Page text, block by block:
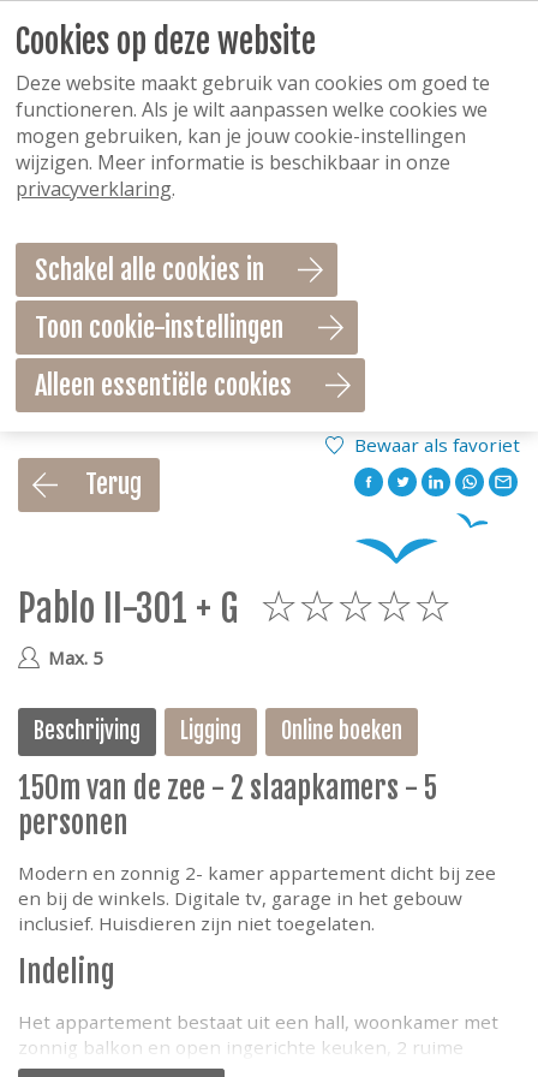
Bewaar als favoriet
Terug
Pablo II-301 + G
Max. 5
Beschrijving Ligging Online boeken
150m van de zee - 2 slaapkamers - 5
personen
Modern en zonnig 2- kamer appartement dicht bij zee
en bij de winkels. Digitale tv, garage in het gebouw
inclusief. Huisdieren zijn niet toegelaten.
Indeling
Het appartement bestaat uit een hall, woonkamer met
zonnig balkon en open ingerichte keuken, 2 ruime
slaapkamers, badkamer met bad, apart toilet.
Cookies op deze website
Deze website maakt gebruik van cookies om goed te
functioneren. Als je wilt aanpassen welke cookies we
mogen gebruiken, kan je jouw cookie-instellingen
wijzigen. Meer informatie is beschikbaar in onze
privacyverklaring.
Schakel alle cookies in
Toon cookie-instellingen
Alleen essentiële cookies